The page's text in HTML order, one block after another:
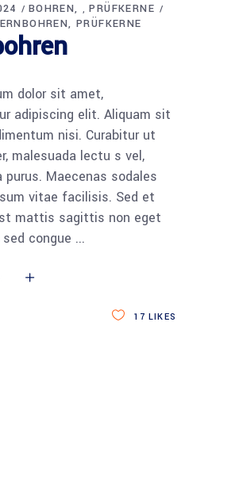
BOHREN , PRÜFKERNE
PRÜFKERNE
dolor sit amet,
adipiscing elit. Aliquam sit
nisi. Curabitur ut
malesuada lectu s vel,
purus. Maecenas sodales
vitae facilisis. Sed et
mattis sagittis non eget
congue
17 LIKES